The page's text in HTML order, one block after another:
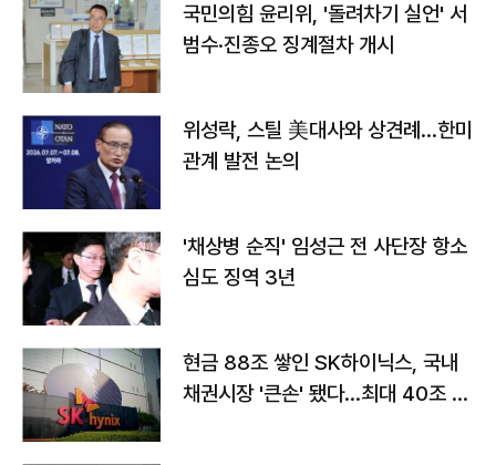
국민의힘 윤리위, '돌려차기 실언' 서
범수·진종오 징계절차 개시
위성락, 스틸 美대사와 상견례…한미
관계 발전 논의
'채상병 순직' 임성근 전 사단장 항소
심도 징역 3년
현금 88조 쌓인 SK하이닉스, 국내
채권시장 '큰손' 됐다…최대 40조 투